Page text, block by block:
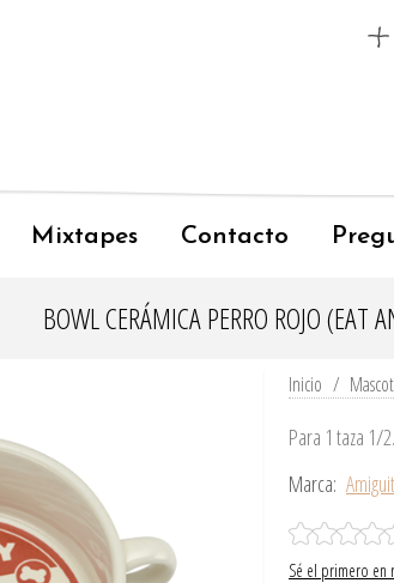
Mixtapes Contacto
BOWL CERÁMICA PERRO ROJO (EAT
Inicio /
Para 1 taza 1/2.
Marca:
Sé el primero en